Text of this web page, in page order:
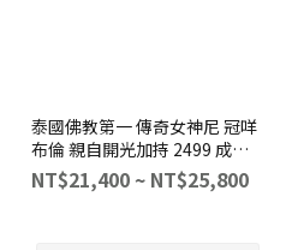
泰國佛教第一 傳奇女神尼 冠咩
布倫 親自開光加持 2499 成道
佛【夢幻佛牌】🌟
NT$21,400 ~ NT$25,800